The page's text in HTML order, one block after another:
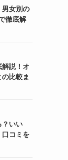
女別の
徹底解
説！オ
比較ま
？いい
コミを